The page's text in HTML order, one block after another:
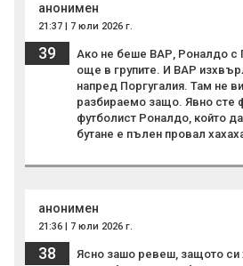
анонимен
21:37 | 7 юли 2026 г.
39
Ако не беше ВАР, Роналдо с
още в групите. И ВАР
напред Поргугалия. Там не
разбираемо защо. Явно сте
футболист Роналдо, който
бутане е пълен провал
анонимен
21:36 | 7 юли 2026 г.
38
Ясно зашо ревеш, защото си